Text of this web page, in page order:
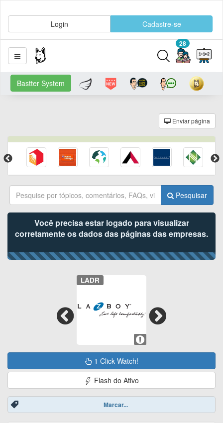
Login Cadastre-se
28
Bastter System
Enviar página
Pesquisar
Você precisa estar logado para visualizar
corretamente os dados das páginas das empresas.
LADR
1 Click Watch!
Flash do Ativo
Marcar...